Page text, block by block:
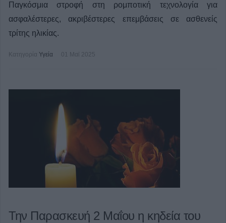
Παγκόσμια στροφή στη ρομποτική τεχνολογία για
ασφαλέστερες, ακριβέστερες επεμβάσεις σε ασθενείς
τρίτης ηλικίας.
Κατηγορία Υγεία 01 Μαϊ 2025
Την Παρασκευή 2 Μαΐου η κηδεία του